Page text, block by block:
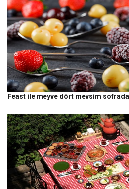
Feast ile meyve dört mevsim sofrada